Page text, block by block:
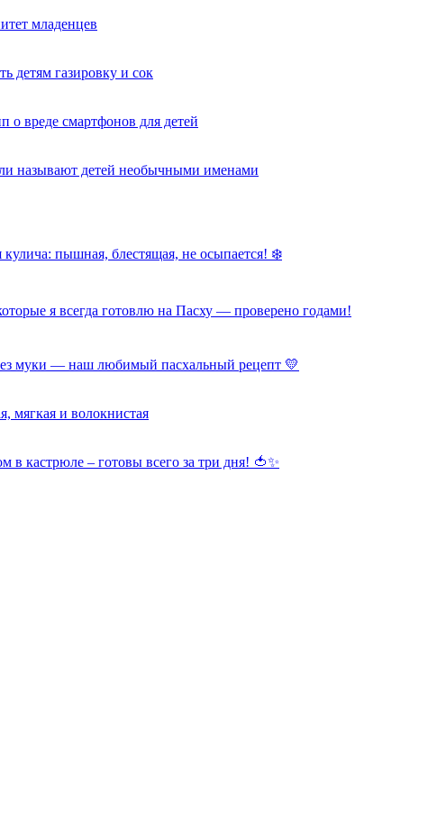
младенцев
детям газировку и сок
о вреде смартфонов для детей
называют детей необычными именами
кулича: пышная, блестящая, не осыпается! ❄️
я всегда готовлю на Пасху — проверено годами!
муки — наш любимый пасхальный рецепт 💛
мягкая и волокнистая
кастрюле – готовы всего за три дня! 🍅✨